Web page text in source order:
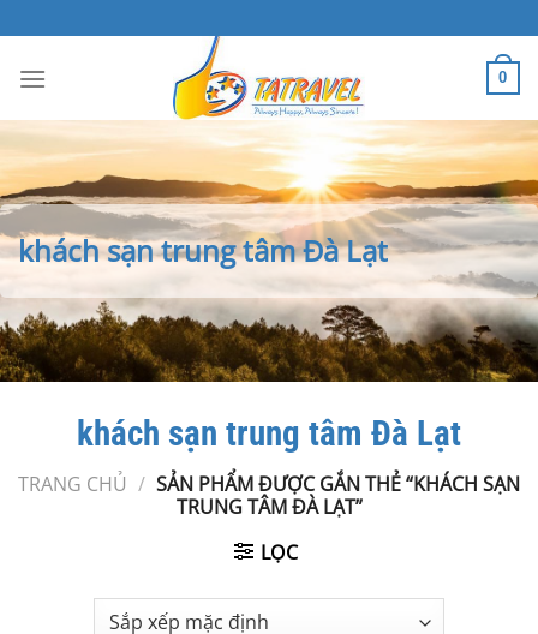
qua
nội
0
khách sạn trung tâm Đà Lạt
khách sạn trung tâm Đà Lạt
TRANG CHỦ / SẢN PHẨM ĐƯỢC GẮN THẺ “KHÁCH SẠN
TRUNG TÂM ĐÀ LẠT”
LỌC